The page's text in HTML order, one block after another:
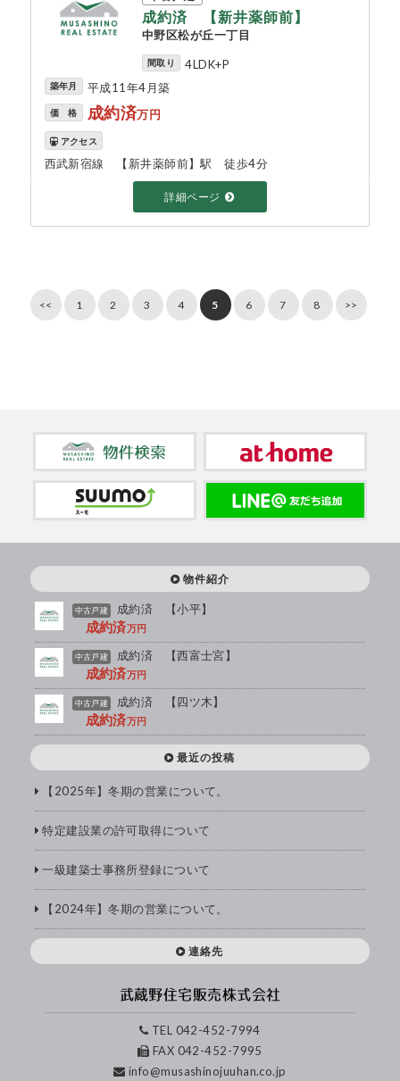
成約済 【新井薬師前】
中野区松が丘一丁目
間取り 4LDK+P
築年月 平成11年4月築
価 格 成約済万円
アクセス
西武新宿線 【新井薬師前】駅 徒歩4分
詳細ページ
<< 1 2 3 4 5 6 7 8 >>
物件紹介
中古戸建 成約済 【小平】
成約済万円
中古戸建 成約済 【西富士宮】
成約済万円
中古戸建 成約済 【四ツ木】
成約済万円
最近の投稿
【2025年】冬期の営業について。
特定建設業の許可取得について
一級建築士事務所登録について
【2024年】冬期の営業について。
連絡先
武蔵野住宅販売株式会社
TEL 042-452-7994
FAX 042-452-7995
info@musashinojuuhan.co.jp